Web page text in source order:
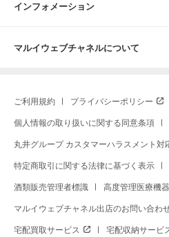
インフォメーション
マルイウェブチャネルについて
ご利用規約 プライバシーポリシー
個人情報の取り扱いに関する同意条項
丸井グループ カスタマーハラスメント対
特定商取引に関する法律に基づく表示
酒類販売管理者標識 高度管理医療機
マルイウェブチャネル出店のお問い合わ
宅配買取サービス 宅配収納サービ